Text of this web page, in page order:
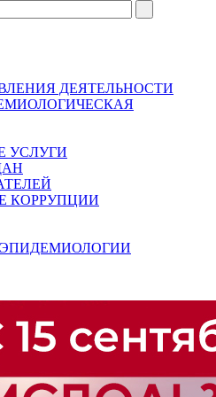
ДЕЯТЕЛЬНОСТИ
УСЛУГИ
КОРРУПЦИИ